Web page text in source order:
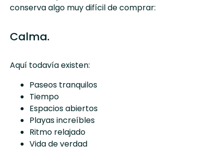
conserva algo muy difícil de comprar:
Calma.
Aquí todavía existen:
Paseos tranquilos
Tiempo
Espacios abiertos
Playas increíbles
Ritmo relajado
Vida de verdad